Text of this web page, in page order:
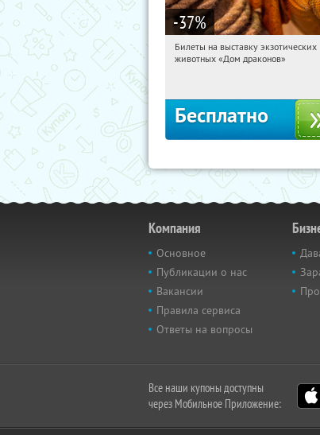
-37%
14:28:01 Получили:
Билеты на выставку экзотических
животных «Дом драконов»
Бесплатно
Компания
Основное
Публикации о нас
Вакансии
Правила сервиса
Ответы на вопросы
Все наши купоны доступны
через Мобильное Приложение: